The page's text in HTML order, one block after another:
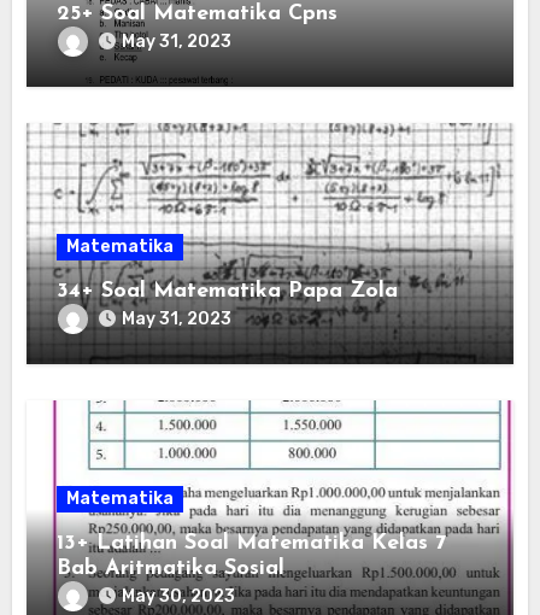
25+ Soal Matematika Cpns
May 31, 2023
Matematika
34+ Soal Matematika Papa Zola
May 31, 2023
Matematika
13+ Latihan Soal Matematika Kelas 7
Bab Aritmatika Sosial
May 30, 2023